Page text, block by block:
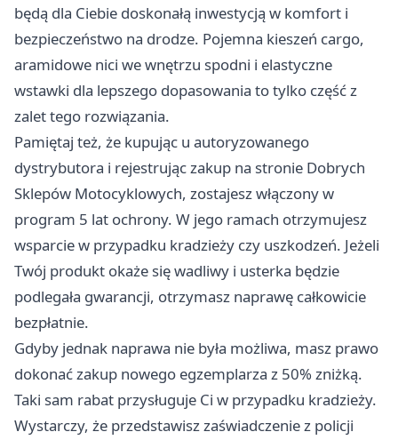
będą dla Ciebie doskonałą inwestycją w komfort i
bezpieczeństwo na drodze. Pojemna kieszeń cargo,
aramidowe nici we wnętrzu spodni i elastyczne
wstawki dla lepszego dopasowania to tylko część z
zalet tego rozwiązania.
Pamiętaj też, że kupując u autoryzowanego
dystrybutora i rejestrując zakup na stronie Dobrych
Sklepów Motocyklowych, zostajesz włączony w
program 5 lat ochrony. W jego ramach otrzymujesz
wsparcie w przypadku kradzieży czy uszkodzeń. Jeżeli
Twój produkt okaże się wadliwy i usterka będzie
podlegała gwarancji, otrzymasz naprawę całkowicie
bezpłatnie.
Gdyby jednak naprawa nie była możliwa, masz prawo
dokonać zakup nowego egzemplarza z 50% zniżką.
Taki sam rabat przysługuje Ci w przypadku kradzieży.
Wystarczy, że przedstawisz zaświadczenie z policji